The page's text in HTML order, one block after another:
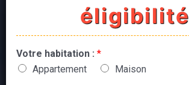
éligibilité
Votre habitation : *
Appartement
Maison